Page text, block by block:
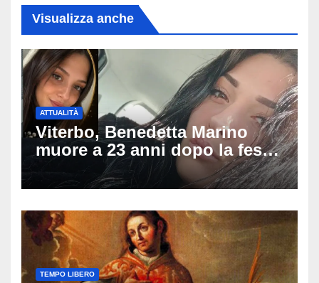
Visualizza anche
ATTUALITÀ
Viterbo, Benedetta Marino
muore a 23 anni dopo la festa
di compleanno: trovata senza
vita nell’ex consorzio, è giallo
TEMPO LIBERO